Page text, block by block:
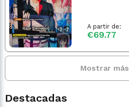
A partir de:
€69.77
Mostrar más
Destacadas